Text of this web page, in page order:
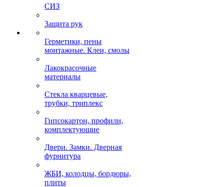
СИЗ
Защита рук
Герметики, пены
монтажные. Клеи, смолы
Лакокрасочные
материалы
Стекла кварцевые,
трубки, триплекс
Гипсокартон, профили,
комплектующие
Двери. Замки. Дверная
фурнитура
ЖБИ, колодцы, бордюры,
плиты